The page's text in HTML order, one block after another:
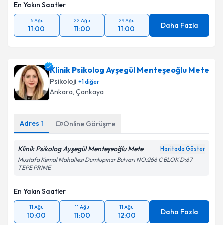
En Yakın Saatler
15 Ağu
11:00
22 Ağu
11:00
29 Ağu
11:00 Daha Fazla
Klinik Psikolog Ayşegül Menteşeoğlu Mete
Psikoloji +1diğer
Ankara, Çankaya
Adres 1 Online Görüşme
Klinik Psikolog Ayşegül Menteşeoğlu Mete Haritada Göster
Mustafa Kemal Mahallesi Dumlupınar Bulvarı NO:266 C BLOK D:67
TEPE PRIME
En Yakın Saatler
11 Ağu
10:00
11 Ağu
11:00
11 Ağu
12:00 Daha Fazla